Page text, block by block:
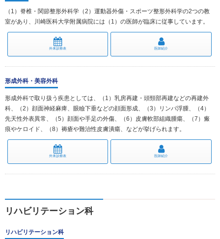
（1）脊椎・関節整形外科学（2）運動器外傷・スポーツ整形外科学の2つの教
室があり、川崎医科大学附属病院には（1）の医師が臨床に従事しています。
外来診療表 医師紹介
形成外科・美容外科
形成外科で取り扱う疾患としては、（1）乳房再建・頭頸部再建などの再建外
科、（2）顔面神経麻痺、眼瞼下垂などの顔面形成、（3）リンパ浮腫、（4）
先天性外表異常、（5）顔面や手足の外傷、（6）皮膚軟部組織腫瘍、（7）瘢
痕やケロイド、（8）褥瘡や難治性皮膚潰瘍、などが挙げられます。
外来診療表 医師紹介
リハビリテーション科
リハビリテーション科